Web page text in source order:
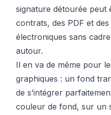
signature détourée peut
contrats, des PDF et
électroniques sans
autour.
Il en va de même pour
graphiques : un fond
de s’intégrer
couleur de fond, sur un